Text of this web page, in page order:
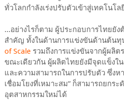
ทั่วโลกกำลังเร่งปรับตัวเข้าสู่เทคโนโ
...อย่างไรก็ตาม ผู้ประกอบการไทยยั
สำคัญ ทั้งในด้านการแข่งขันด้านต้นทุ
of Scaleรวมถึงการแข่งขันจากผู้ผลิต
ขณะเดียวกัน ผู้ผลิตไทยยังมีจุดแข็ง
และความสามารถในการปรับตัว ซึ่งห
เชื่อมโยงที่เหมาะสม” ก็สามารถยกระ
อุตสาหกรรมใหม่ได้